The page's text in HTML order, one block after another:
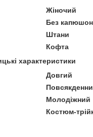
Жіночий
Без
Штани
Кофта
характеристики
Довгий
Молодіжний
Костюм-